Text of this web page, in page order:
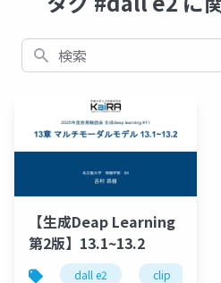
検索
【生成Deap Learning
第2版】13.1~13.2
dall e2 clip